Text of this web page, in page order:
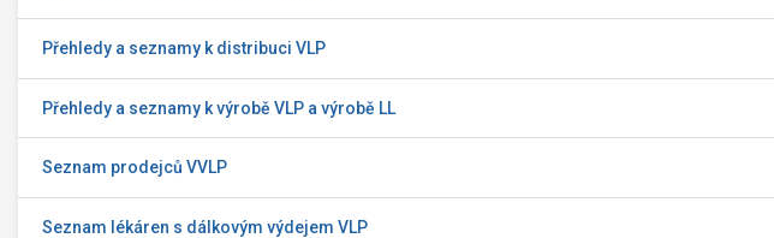
Přehledy a seznamy k distribuci VLP
Přehledy a seznamy k výrobě VLP a výrobě LL
Seznam prodejců VVLP
Seznam lékáren s dálkovým výdejem VLP